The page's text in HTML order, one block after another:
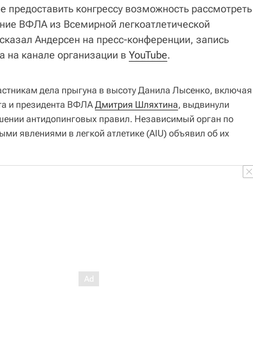
предоставить конгрессу возможность рассмотреть
ВФЛА из Всемирной легкоатлетической
Андерсен на пресс-конференции, запись
на канале организации в YouTube.
дела прыгуна в высоту Данила Лысенко, включая
и президента ВФЛАДмитрия Шляхтина, выдвинули
антидопинговых правил. Независимый орган по
явлениями в легкой атлетике (AIU) объявил об их